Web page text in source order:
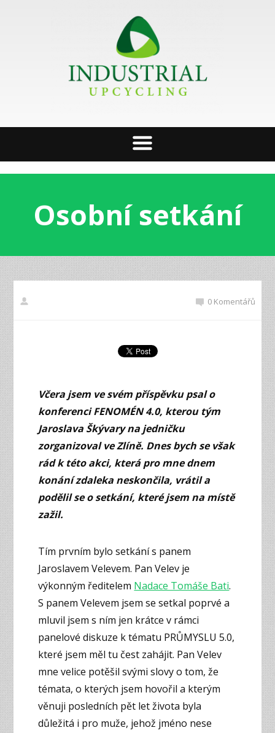
Osobní setkání
0 Komentářů
Včera jsem ve svém příspěvku psal o
konferenci FENOMÉN 4.0, kterou tým
Jaroslava Škývary na jedničku
zorganizoval ve Zlíně. Dnes bych se však
rád k této akci, která pro mne dnem
konání zdaleka neskončila, vrátil a
podělil se o setkání, které jsem na místě
zažil.
Tím prvním bylo setkání s panem
Jaroslavem Velevem. Pan Velev je
výkonným ředitelem Nadace Tomáše Bati.
S panem Velevem jsem se setkal poprvé a
mluvil jsem s ním jen krátce v rámci
panelové diskuze k tématu PRŮMYSLU 5.0,
které jsem měl tu čest zahájit. Pan Velev
mne velice potěšil svými slovy o tom, že
témata, o kterých jsem hovořil a kterým
věnuji posledních pět let života byla
důležitá i pro muže, jehož jméno nese